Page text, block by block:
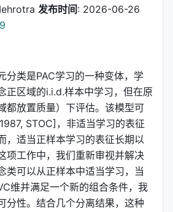
发布时间: 2026-06-26
分类是PAC学习的一种变体，学
正区域的i.i.d.样本中学习，但在原
都放置质量）下评估。该模型可
STOC]，非适当学习的表征
，适当正样本学习的表征长期以
项工作中，我们重新审视并解决
类可以从正样本中适当学习，当
维并满足一个新的组合条件，我
分性。结合几个分离结果，这种